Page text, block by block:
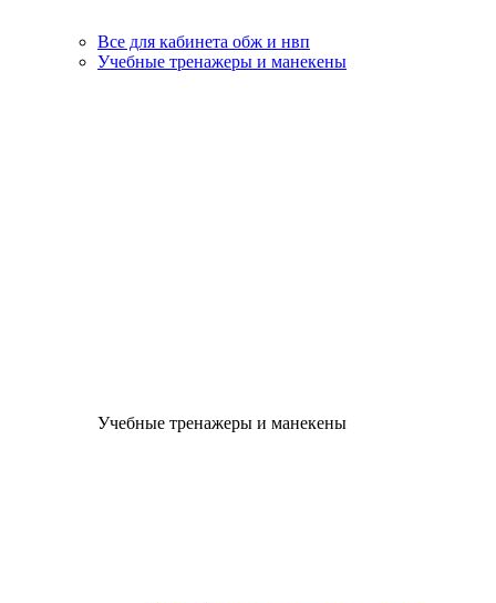
Все для кабинета обж и нвп
Учебные тренажеры и манекены
Учебные тренажеры и манекены